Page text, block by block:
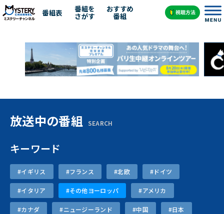
番組表 番組を
さがす
おすすめ
番組
放送中の番組 SEARCH
キーワード
#イギリス #フランス #北欧 #ドイツ
#イタリア #その他ヨーロッパ #アメリカ
#カナダ #ニュージーランド #中国 #日本